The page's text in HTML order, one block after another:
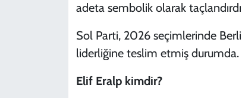
adeta sembolik olarak
Sol Parti, 2026 seçimlerinde
liderliğine teslim etmiş durumda.
Elif Eralp kimdir?